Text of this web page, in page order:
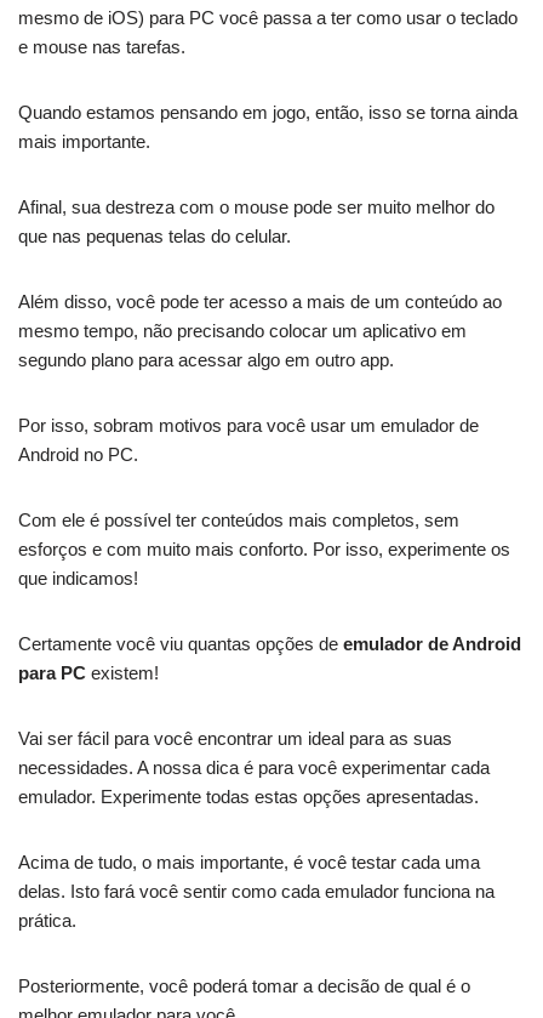
mesmo de iOS) para PC você passa a ter como usar o teclado
e mouse nas tarefas.
Quando estamos pensando em jogo, então, isso se torna ainda
mais importante.
Afinal, sua destreza com o mouse pode ser muito melhor do
que nas pequenas telas do celular.
Além disso, você pode ter acesso a mais de um conteúdo ao
mesmo tempo, não precisando colocar um aplicativo em
segundo plano para acessar algo em outro app.
Por isso, sobram motivos para você usar um emulador de
Android no PC.
Com ele é possível ter conteúdos mais completos, sem
esforços e com muito mais conforto. Por isso, experimente os
que indicamos!
Certamente você viu quantas opções de emulador de Android
para PC existem!
Vai ser fácil para você encontrar um ideal para as suas
necessidades. A nossa dica é para você experimentar cada
emulador. Experimente todas estas opções apresentadas.
Acima de tudo, o mais importante, é você testar cada uma
delas. Isto fará você sentir como cada emulador funciona na
prática.
Posteriormente, você poderá tomar a decisão de qual é o